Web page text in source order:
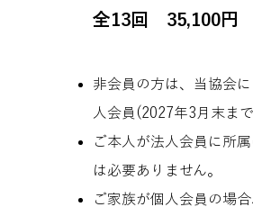
全13回 35,100円
非会員の方は、当協会
人会員(2027年3月末ま
ご本人が法人会員に所
は必要ありません。
ご家族が個人会員の場